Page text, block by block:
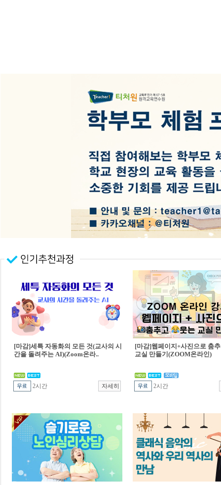
[마감]세특 자동화의 모든 것(교사의 시
간을 돌려주는 AI)(Zoom온라..
2시간
[마감]웹페이지+사진으로 춤
교실 만들기(ZOOM온라인)
2시간